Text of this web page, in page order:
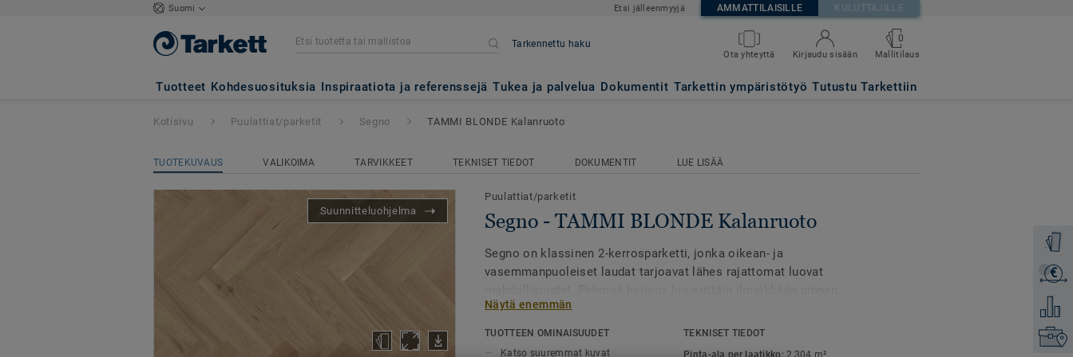
Suomi Etsi jälleenmyyjä AMMATTILAISILLE KULUTTAJILLE
Tarkennettu haku
Ota yhteyttä Kirjaudu sisään
0
Mallitilaus
Tuotteet Kohdesuosituksia Inspiraatiota ja referenssejä Tukea ja palvelua Dokumentit Tarkettin ympäristötyö Tutustu Tarkettiin
Segno - TAMMI BLONDE Kalanruoto
Tilaa
€
Lisää
Etsi
Kotisivu Puulattiat/parketit Segno TAMMI BLONDE Kalanruoto
TUOTEKUVAUS VALIKOIMA TARVIKKEET TEKNISET TIEDOT DOKUMENTIT LUE LISÄÄ
Suunnitteluohjelma
Puulattiat/parketit
Segno - TAMMI BLONDE Kalanruoto
Segno on klassinen 2-kerrosparketti, jonka oikean- ja
vasemmanpuoleiset laudat tarjoavat lähes rajattomat luovat
jota öljyvaha vahvistaa. Lattia liimataan alustaan koko
pituudeltaan.
Näytä enemmän
TUOTTEEN OMINAISUUDET
Katso suuremmat kuvat
TEKNISET TIEDOT
Pinta-ala per laatikko:2,304 m²